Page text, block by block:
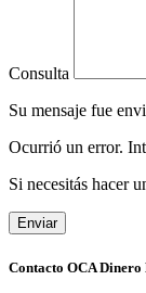
Consulta
Su mensaje fue
Ocurrió un error.
Si necesitás hacer
Enviar
Contacto OCA